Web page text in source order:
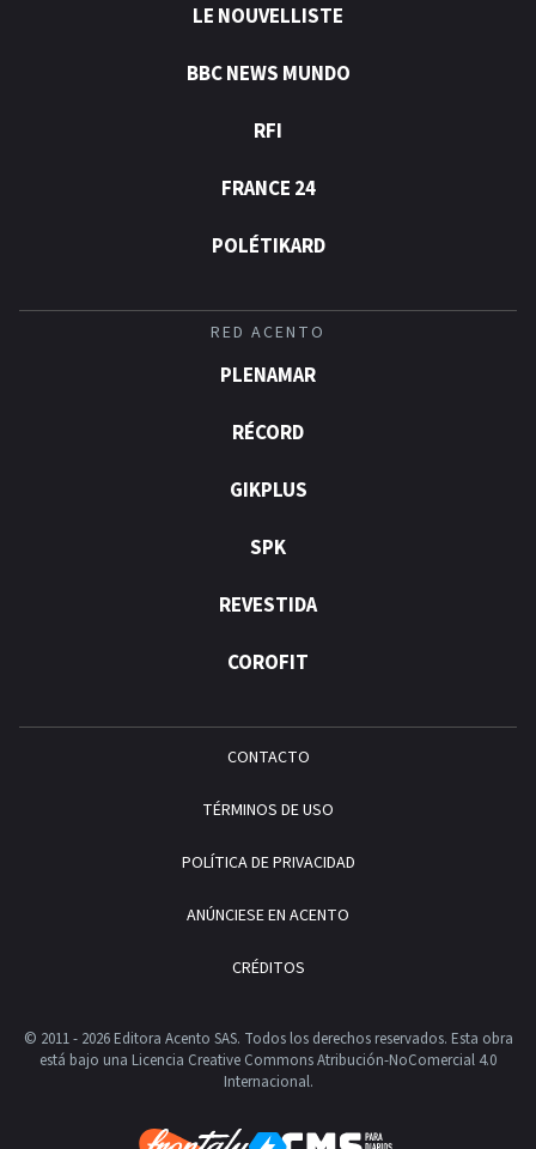
LE NOUVELLISTE
BBC NEWS MUNDO
RFI
FRANCE 24
POLÉTIKARD
RED ACENTO
PLENAMAR
RÉCORD
GIKPLUS
SPK
REVESTIDA
COROFIT
CONTACTO
TÉRMINOS DE USO
POLÍTICA DE PRIVACIDAD
ANÚNCIESE EN ACENTO
CRÉDITOS
© 2011 - 2026 Editora Acento SAS. Todos los derechos reservados. Esta obra
está bajo una Licencia Creative Commons Atribución-NoComercial 4.0
Internacional.